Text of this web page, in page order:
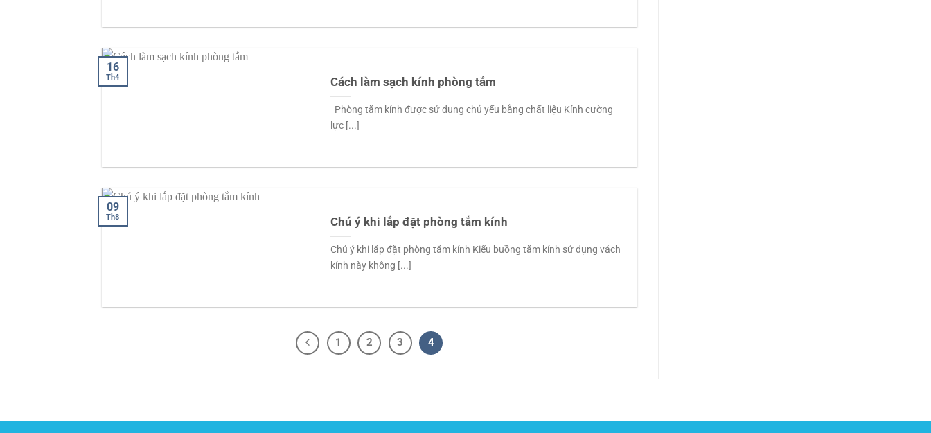
Cách làm sạch kính phòng tắm
Phòng tắm kính được sử dụng chủ yếu bằng chất liệu Kính cường
lực [...]
16
Th4
Chú ý khi lắp đặt phòng tắm kính
Chú ý khi lắp đặt phòng tắm kính Kiểu buồng tắm kính sử dụng vách
kính này không [...]
09
Th8
1 2 3 4